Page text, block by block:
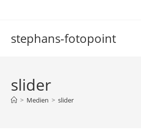
stephans-fotopoint
slider
> Medien > slider